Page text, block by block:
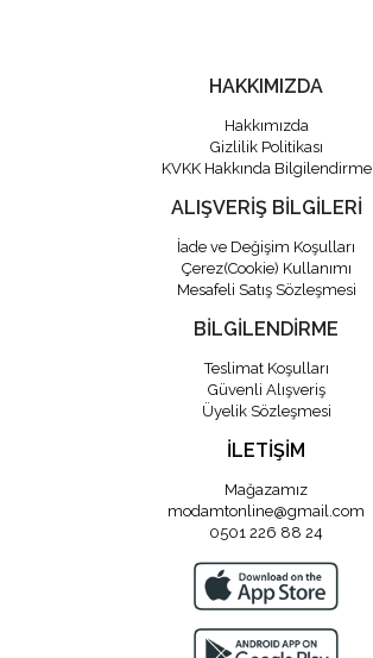
HAKKIMIZDA
Hakkımızda
Gizlilik Politikası
KVKK Hakkında Bilgilendirme
ALIŞVERİŞ BİLGİLERİ
İade ve Değişim Koşulları
Çerez(Cookie) Kullanımı
Mesafeli Satış Sözleşmesi
BİLGİLENDİRME
Teslimat Koşulları
Güvenli Alışveriş
Üyelik Sözleşmesi
İLETİŞİM
Mağazamız
modamtonline@gmail.com
0501 226 88 24